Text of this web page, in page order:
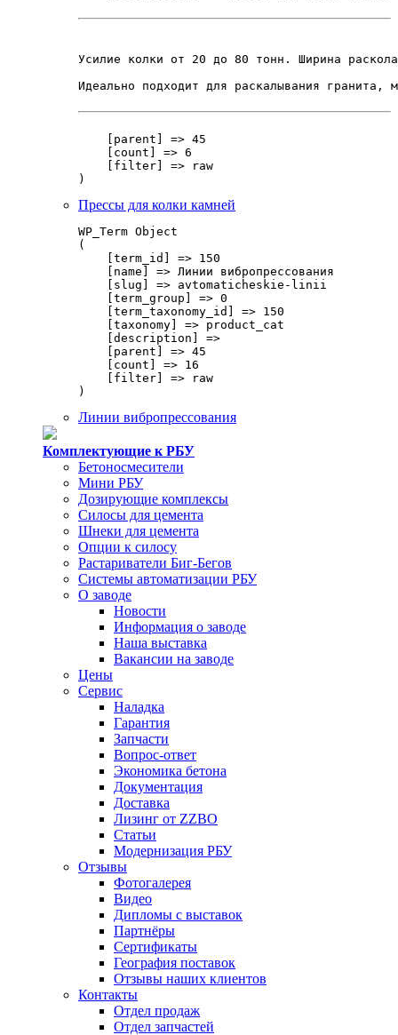
Усилие колки от 20 до 80 тонн. Ширина
Идеально подходит для раскалывания гранита,
    [parent] => 45
    [count] => 6
    [filter] => raw
Прессы для колки камней
WP_Term Object
(
    [term_id] => 150
    [name] => Линии вибропрессования
    [slug] => avtomaticheskie-linii
    [term_group] => 0
    [term_taxonomy_id] => 150
    [taxonomy] => product_cat
    [description] =>
    [parent] => 45
    [count] => 16
    [filter] => raw
Линии вибропрессования
Комплектующие к РБУ
Бетоносмесители
Мини РБУ
Дозирующие комплексы
Силосы для цемента
Шнеки для цемента
Опции к силосу
Растариватели Биг-Бегов
Системы автоматизации РБУ
О заводе
Новости
Информация о заводе
Наша выставка
Вакансии на заводе
Цены
Сервис
Наладка
Гарантия
Запчасти
Вопрос-ответ
Экономика бетона
Документация
Доставка
Лизинг от ZZBO
Статьи
Модернизация РБУ
Отзывы
Фотогалерея
Видео
Дипломы с выставок
Партнёры
Сертификаты
География поставок
Отзывы наших клиентов
Контакты
Отдел продаж
Отдел запчастей